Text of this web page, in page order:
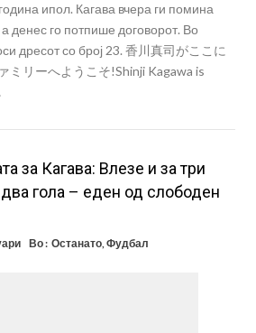
ипол. Кагава вчера ги помина
денес го потпише договорот. Во
дресот со број 23. 香川真司がここに
ミリーへようこそ!Shinji Kagawa is
за Кагава: Влезе и за три
гола – еден од слободен
Во : Останато,Фудбал